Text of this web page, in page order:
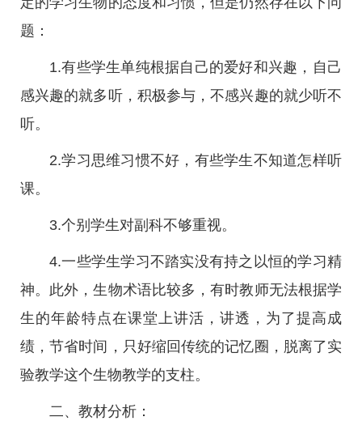
题：
1.有些学生单纯根据自己的爱好和兴趣，自己
感兴趣的就多听，积极参与，不感兴趣的就少听不
听。
2.学习思维习惯不好，有些学生不知道怎样听
课。
3.个别学生对副科不够重视。
4.一些学生学习不踏实没有持之以恒的学习精
神。此外，生物术语比较多，有时教师无法根据学
生的年龄特点在课堂上讲活，讲透，为了提高成
绩，节省时间，只好缩回传统的记忆圈，脱离了实
验教学这个生物教学的支柱。
二、教材分析：